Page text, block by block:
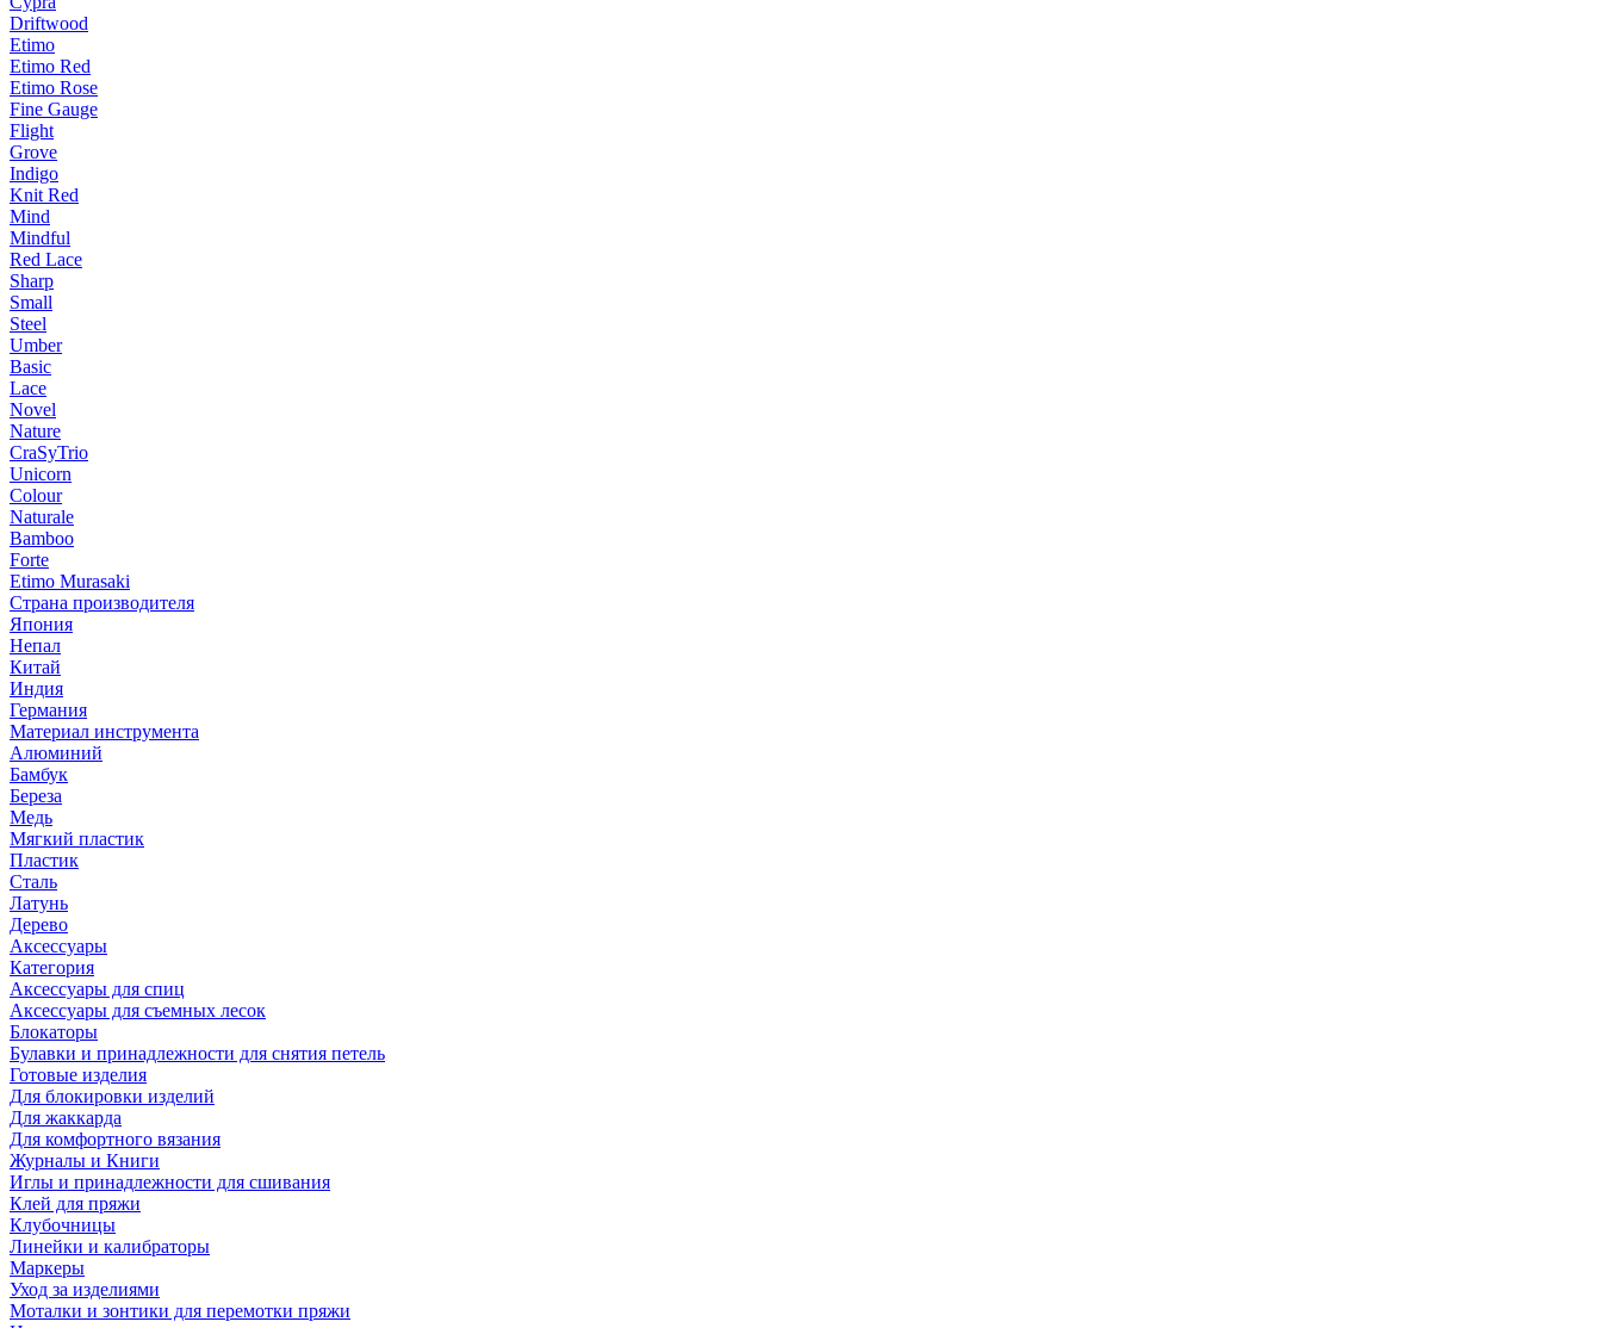
Driftwood
Etimo
Etimo Red
Etimo Rose
Fine Gauge
Flight
Grove
Indigo
Knit Red
Mind
Mindful
Red Lace
Sharp
Small
Steel
Umber
Basic
Lace
Novel
Nature
CraSyTrio
Unicorn
Colour
Naturale
Bamboo
Forte
Etimo Murasaki
Страна производителя
Япония
Непал
Китай
Индия
Германия
Материал инструмента
Алюминий
Бамбук
Береза
Медь
Мягкий пластик
Пластик
Сталь
Латунь
Дерево
Аксессуары
Категория
Аксессуары для спиц
Аксессуары для съемных лесок
Блокаторы
Булавки и принадлежности для снятия петель
Готовые изделия
Для блокировки изделий
Для жаккарда
Для комфортного вязания
Журналы и Книги
Иглы и принадлежности для сшивания
Клей для пряжи
Клубочницы
Линейки и калибраторы
Маркеры
Уход за изделиями
Моталки и зонтики для перемотки пряжи